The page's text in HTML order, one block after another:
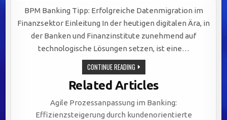
BPM Banking Tipp: Erfolgreiche Datenmigration im
Finanzsektor Einleitung In der heutigen digitalen Ära, in
der Banken und Finanzinstitute zunehmend auf
technologische Lösungen setzen, ist eine…
CONTINUE READINGERFOLGREICHE
DATENMIGRATION
IM
FINANZSEKTOR:
STRATEGIEN
UND
HERAUSFORDERUNGEN
MEISTERN
Related Articles
Agile Prozessanpassung im Banking:
Effizienzsteigerung durch kundenorientierte